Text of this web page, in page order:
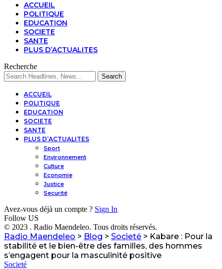
ACCUEIL
POLITIQUE
EDUCATION
SOCIETE
SANTE
PLUS D’ACTUALITES
Recherche
ACCUEIL
POLITIQUE
EDUCATION
SOCIETE
SANTE
PLUS D’ACTUALITES
Sport
Environnement
Culture
Economie
Justice
Securité
Avez-vous déjà un compte ? Sign In
Follow US
© 2023 . Radio Maendeleo. Tous droits réservés.
Radio Maendeleo > Blog > Societé > Kabare : Pour la
stabilité et le bien-être des familles, des hommes
s’engagent pour la masculinité positive
Societé